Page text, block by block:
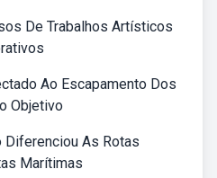
De Trabalhos Artísticos
Ao Escapamento Dos
Objetivo
Diferenciou As Rotas
Marítimas